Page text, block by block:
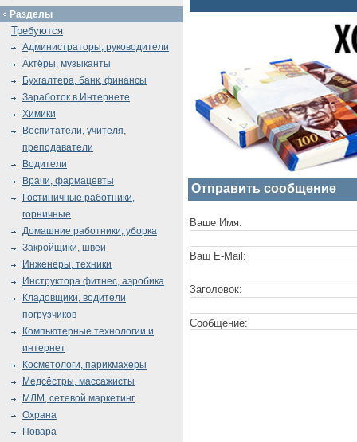
Отправить сообщение
Ваше Имя:
Ваш E-Mail:
Заголовок:
Сообщение:
Разделы
Требуются
Администраторы, руководители
Актёры, музыканты
Бухгалтера, банк, финансы
Заработок в Интернете
Химики
Воспитатели, учителя,
преподаватели
Водители
Врачи, фармацевты
Гостиничные работники,
горничные
Домашние работники, уборка
Закройщики, швеи
Инженеры, техники
Инструктора фитнес, аэробика
Кладовщики, водители
погрузчиков
Компьютерные технологии и
интернет
Косметологи, парикмахеры
Медсёстры, массажисты
МЛМ, сетевой маркетинг
Охрана
Повара